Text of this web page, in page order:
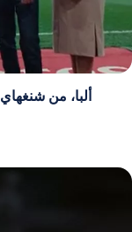
ألبا، من